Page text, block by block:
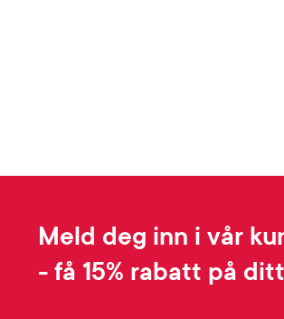
Meld deg inn i vår
- få 15% rabatt på